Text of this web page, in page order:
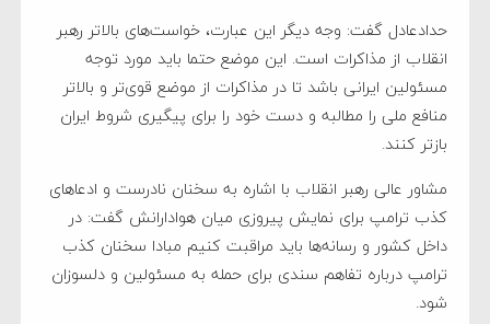
حدادعادل گفت: وجه دیگر این عبارت، خواست‌های بالاتر رهبر
انقلاب از مذاکرات است. این موضع حتما باید مورد توجه
مسئولین ایرانی باشد تا در مذاکرات از موضع قوی‌تر و بالاتر
منافع ملی را مطالبه و دست خود را برای پیگیری شروط ایران
بازتر کنند.
مشاور عالی رهبر انقلاب با اشاره به سخنان نادرست و ادعاهای
کذب ترامپ برای نمایش پیروزی میان هوادارانش گفت: در
داخل کشور و رسانه‌ها باید مراقبت کنیم مبادا سخنان کذب
ترامپ درباره تفاهم سندی برای حمله به مسئولین و دلسوزان
شود.